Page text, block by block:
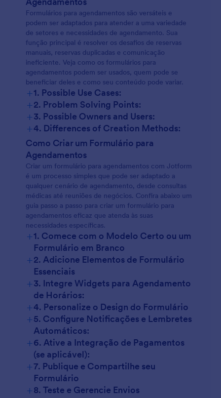
Formulários para agendamentos são versáteis e
podem ser adaptados para atender a uma variedade
de setores e necessidades de agendamento. Sua
função principal é resolver os desafios de reservas
manuais, reservas duplicadas e comunicação
ineficiente. Veja como os formulários para
agendamentos podem ser usados, quem pode se
beneficiar deles e como seu conteúdo pode variar.
+1. Possible Use Cases:
+2. Problem Solving Points:
+3. Possible Owners and Users:
+4. Differences of Creation Methods:
Consultas Médicas:
Reservas para Salões:
Reuniões Educacionais:
Consultas:
Agendamentos em Eventos:
Como Criar um Formulário para
Agendamentos
Criar um formulário para agendamentos com Jotform
é um processo simples que pode ser adaptado a
qualquer cenário de agendamento, desde consultas
médicas até reuniões de negócios. Confira abaixo um
guia passo a passo para criar um formulário para
agendamentos eficaz que atenda às suas
necessidades específicas.
+1. Comece com o Modelo Certo ou um
Formulário em Branco
+2. Adicione Elementos de Formulário
Essenciais
Saúde:
Salão:
Educação:
+3. Integre Widgets para Agendamento
de Horários:
+4. Personalize o Design do Formulário
+5. Configure Notificações e Lembretes
Automáticos:
+6. Ative a Integração de Pagamentos
(se aplicável):
+7. Publique e Compartilhe seu
Formulário
+8. Teste e Gerencie Envios